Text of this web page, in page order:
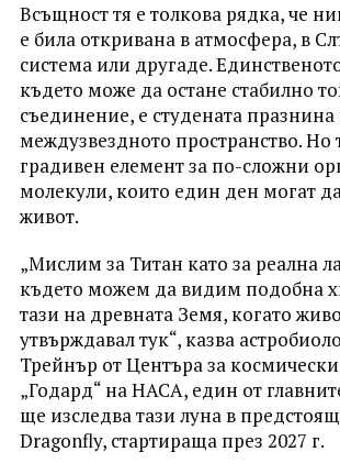
Всъщност тя е толкова рядка, че
е била откривана в атмосфера, в
система или другаде.
където може да остане стабилно
съединение, е студената празнина
междузвездното пространство. Но
градивен елемент за по-сложни
молекули, които един ден могат
живот.
„Мислим за Титан като за реална
където можем да видим подобна
тази на древната Земя, когато
утвърждавал тук“, казва
Трейнър от Центъра за
„Годард“ на НАСА, един от
ще изследва тази луна в
Dragonfly, стартираща през 2027 г.